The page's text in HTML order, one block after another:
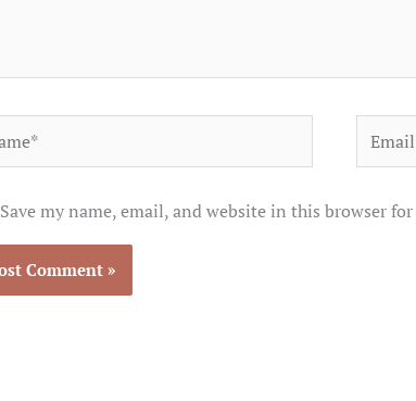
Email*
Save my name, email, and website in this browser